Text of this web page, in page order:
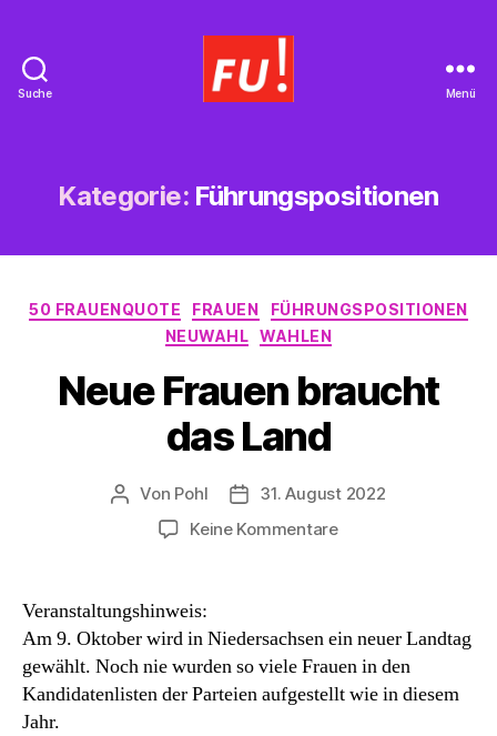
Suche Menü
Kategorie: Führungspositionen
Kategorien
50 FRAUENQUOTE FRAUEN
FÜHRUNGSPOSITIONEN
NEUWAHL
WAHLEN
Neue Frauen braucht
das Land
Beitragsautor
Von Pohl Beitragsdatum
31. August 2022
Keine Kommentarezu
Land
Veranstaltungshinweis:
Am 9. Oktober wird in Niedersachsen ein neuer Landtag
gewählt. Noch nie wurden so viele Frauen in den
Kandidatenlisten der Parteien aufgestellt wie in diesem
Jahr.